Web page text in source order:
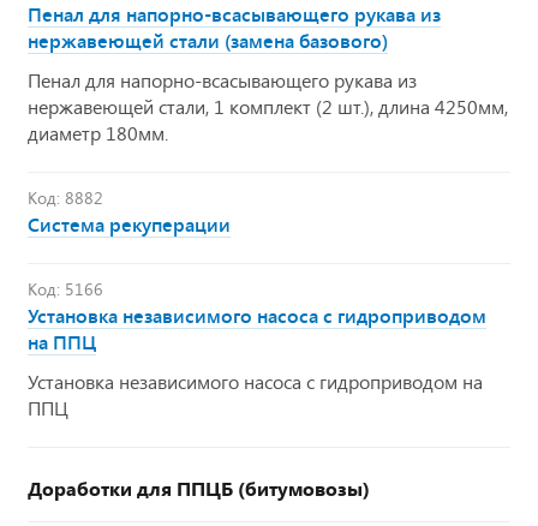
Пенал для напорно-всасывающего рукава из
нержавеющей стали (замена базового)
Пенал для напорно-всасывающего рукава из
нержавеющей стали, 1 комплект (2 шт.), длина 4250мм,
диаметр 180мм.
Код: 8882
Система рекуперации
Код: 5166
Установка независимого насоса с гидроприводом
на ППЦ
Установка независимого насоса с гидроприводом на
ППЦ
Доработки для ППЦБ (битумовозы)